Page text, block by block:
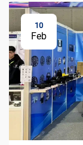
10
Feb